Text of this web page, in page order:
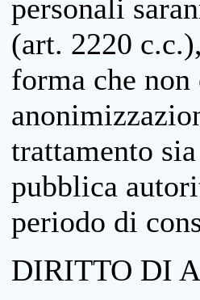
personali
(art. 2220
forma che non
trattamento
pubblica
periodo di
DIRITTO DI